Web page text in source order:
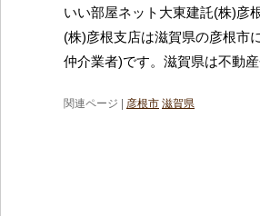
いい部屋ネット大東建託(株)彦
(株)彦根支店は滋賀県の彦根市
仲介業者)です。滋賀県は不動
関連ページ | 彦根市 滋賀県